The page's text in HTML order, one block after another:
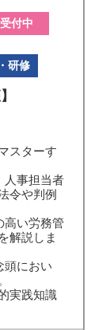
受付中
研修
スターす
人事担当者
令や判例
高い労務管
解説しま
頭におい
実践知識